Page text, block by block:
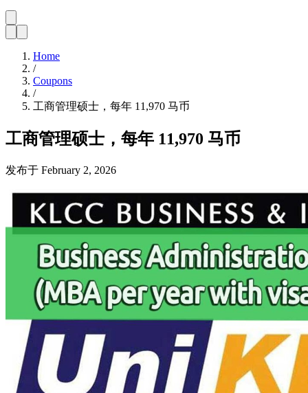
Home
/
Coupons
/
工商管理硕士，每年 11,970 马币
工商管理硕士，每年 11,970 马币
发布于 February 2, 2026